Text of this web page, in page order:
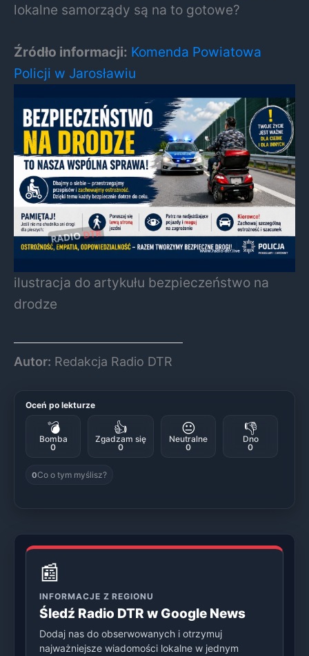
lokalne samorządy są na to gotowe?
Źródło informacji: Komenda Powiatowa
Policji w Jarosławiu
ilustracja do artykułu bezpieczeństwo na
drodze
Autor: Redakcja Radio DTR
Oceń po lekturze
💣
Bomba
0
👍
Zgadzam się
0
😐
Neutralne
0
👎
Dno
0
0Co o tym myślisz?
📰
INFORMACJE Z REGIONU
Śledź Radio DTR w Google News
Dodaj nas do obserwowanych i otrzymuj
najważniejsze wiadomości lokalne w jednym